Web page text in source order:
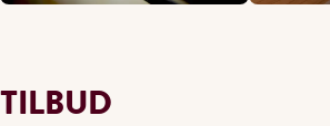
TILBUD